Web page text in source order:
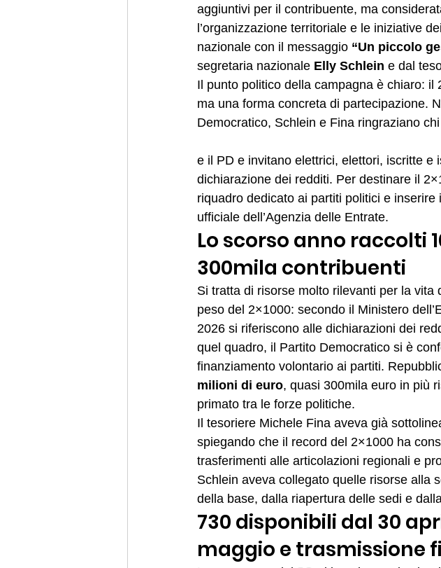
aggiuntivi per il contribuente, ma
l’organizzazione territoriale e le iniziative
nazionale con il messaggio “Un piccolo
segretaria nazionale Elly Schlein e dal
Il punto politico della campagna è chiaro:
ma una forma concreta di partecipazione.
Democratico, Schlein e Fina ringraziano
e il PD e invitano elettrici, elettori, iscritte
dichiarazione dei redditi. Per destinare il
riquadro dedicato ai partiti politici e inserire
ufficiale dell’Agenzia delle Entrate.
Lo scorso anno raccolti
300mila contribuenti
Si tratta di risorse molto rilevanti per la vita
peso del 2×1000: secondo il Ministero
2026 si riferiscono alle dichiarazioni dei
quel quadro, il Partito Democratico si è
finanziamento volontario ai partiti.
milioni di euro, quasi 300mila euro in più
primato tra le forze politiche.
Il tesoriere Michele Fina aveva già
spiegando che il record del 2×1000 ha
trasferimenti alle articolazioni regionali e
Schlein aveva collegato quelle risorse alla
della base, dalla riapertura delle sedi e
730 disponibili dal 30
maggio e trasmissione